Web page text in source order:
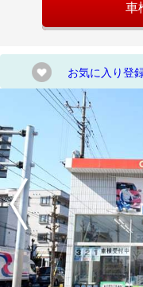
車
お気に入り登